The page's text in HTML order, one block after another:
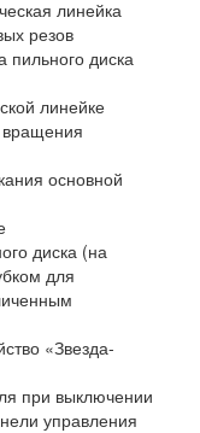
линейка
резов
пильного диска
линейке
вращения
основной
диска (на
для
«Звезда-
при выключении
управления